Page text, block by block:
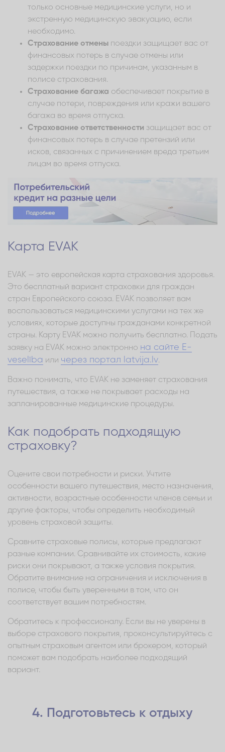
только основные медицинские услуги, но и
экстренную медицинскую эвакуацию, если
необходимо.
Страхование отмены поездки защищает вас от
финансовых потерь в случае отмены или
задержки поездки по причинам, указанным в
полисе страхования.
Страхование багажа обеспечивает покрытие в
случае потери, повреждения или кражи вашего
багажа во время отпуска.
Страхование ответственности защищает вас от
финансовых потерь в случае претензий или
исков, связанных с причинением вреда третьим
лицам во время отпуска.
Карта EVAK
EVAK — это европейская карта страхования здоровья.
Это бесплатный вариант страховки для граждан
стран Европейского союза. EVAK позволяет вам
воспользоваться медицинскими услугами на тех же
условиях, которые доступны гражданами конкретной
страны. Карту EVAK можно получить бесплатно. Подать
заявку на EVAK можно электронно на сайте E-
veselība или через портал latvija.lv.
Важно понимать, что EVAK не заменяет страхования
путешествия, а также не покрывает расходы на
запланированные медицинские процедуры.
Как подобрать подходящую
страховку?
Оцените свои потребности и риски. Учтите
особенности вашего путешествия, место назначения,
активности, возрастные особенности членов семьи и
другие факторы, чтобы определить необходимый
уровень страховой защиты.
Сравните страховые полисы, которые предлагают
разные компании. Сравнивайте их стоимость, какие
риски они покрывают, а также условия покрытия.
Обратите внимание на ограничения и исключения в
полисе, чтобы быть уверенными в том, что он
соответствует вашим потребностям.
Обратитесь к профессионалу. Если вы не уверены в
выборе страхового покрытия, проконсультируйтесь с
опытным страховым агентом или брокером, который
поможет вам подобрать наиболее подходящий
вариант.
4. Подготовьтесь к отдыху